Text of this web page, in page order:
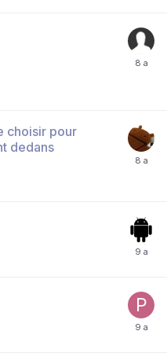
choisir pour
dedans